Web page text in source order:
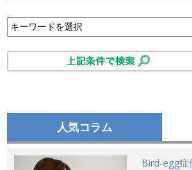
人気コラム
Bird-egg症